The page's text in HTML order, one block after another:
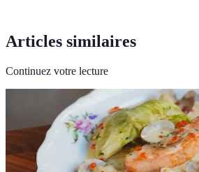
Articles similaires
Continuez votre lecture